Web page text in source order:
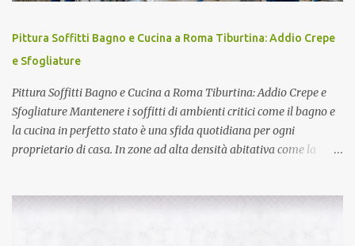
potenzialità applicative delle pitture effetto legno , intese nel
contesto di ambientazioni interne, dove appare evidente la
sensazione visiva di un ...
Pittura Soffitti Bagno e Cucina a Roma Tiburtina: Addio Crepe
e Sfogliature
Pittura Soffitti Bagno e Cucina a Roma Tiburtina: Addio Crepe e
Sfogliature Mantenere i soffitti di ambienti critici come il bagno e
la cucina in perfetto stato è una sfida quotidiana per ogni
proprietario di casa. In zone ad alta densità abitativa come la
micro-vibrazioni dovute al traffico urbano che portano alla